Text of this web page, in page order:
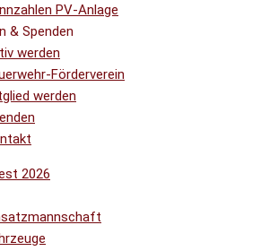
PV-Anlage
& Spenden
werden
Förderverein
werden
2026